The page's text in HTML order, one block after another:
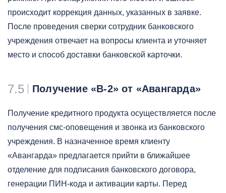
происходит коррекция данных, указанных в заявке.
После проведения сверки сотрудник банковского
учреждения отвечает на вопросы клиента и уточняет
место и способ доставки банковской карточки.
7.5 Получение «B-2» от «Авангарда»
Получение кредитного продукта осуществляется после
получения смс-оповещения и звонка из банковского
учреждения. В назначенное время клиенту
«Авангарда» предлагается прийти в ближайшее
отделение для подписания банковского договора,
генерации ПИН-кода и активации карты. Перед